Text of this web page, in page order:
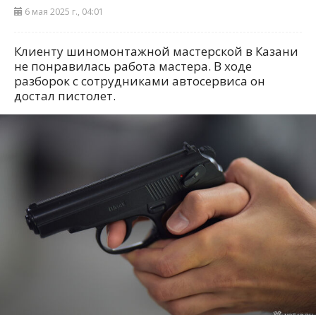
6 мая 2025 г., 04:01
Клиенту шиномонтажной мастерской в Казани
не понравилась работа мастера. В ходе
разборок с сотрудниками автосервиса он
достал пистолет.